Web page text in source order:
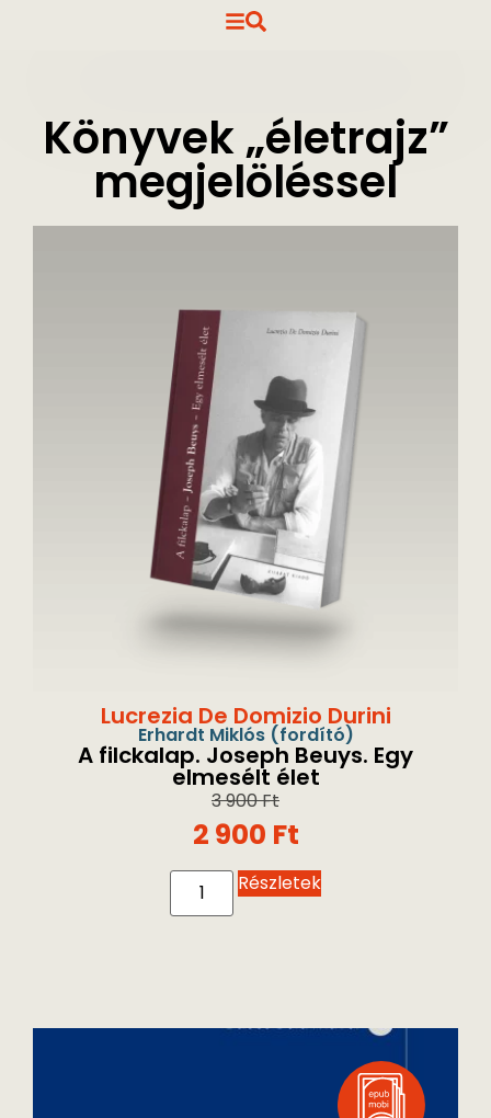
Könyvek „életrajz”
megjelöléssel
Lucrezia De Domizio Durini
Erhardt Miklós(fordító)
A filckalap. Joseph Beuys. Egy
elmesélt élet
3 900Ft
2 900 Ft
Részletek